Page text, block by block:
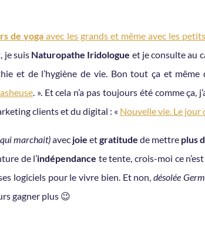
de yoga avec les grands et même avec les petits
je suis Naturopathe Iridologue et je consulte au
et de l’hygiène de vie. Bon tout ça et même
. ». Et cela n’a pas toujours été comme ça,
clients et du digital : « Nouvelle vie. Le jour
marchait)avec joie etgratitude de mettre plus
de l’indépendance te tente, crois-moi ce
logiciels pour le vivre bien. Et non,désolée
gagner plus 😉